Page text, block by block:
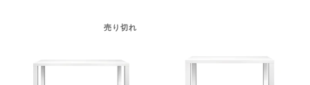
売り切れ